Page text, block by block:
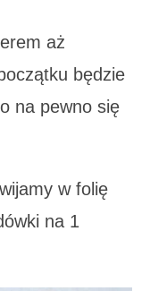
aż
będzie
na pewno się
w folię
na 1